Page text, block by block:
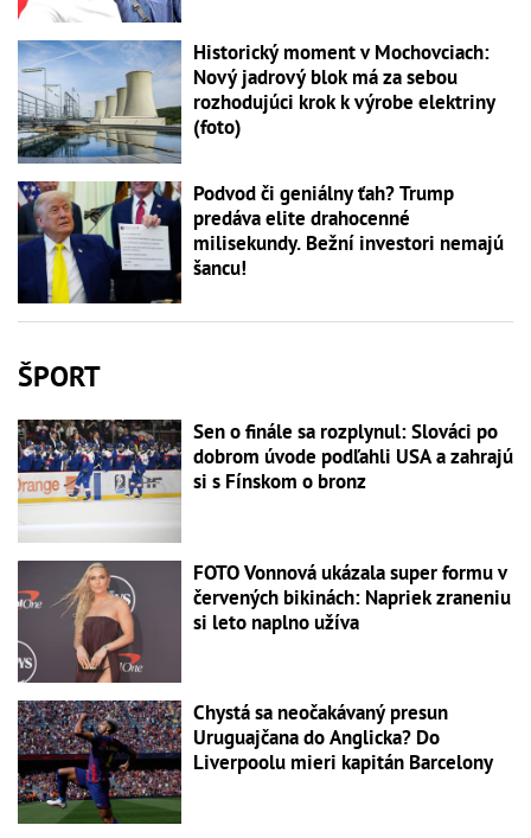
Historický moment v Mochovciach:
Nový jadrový blok má za sebou
rozhodujúci krok k výrobe elektriny
(foto)
Podvod či geniálny ťah? Trump
predáva elite drahocenné
milisekundy. Bežní investori nemajú
šancu!
ŠPORT
Sen o finále sa rozplynul: Slováci po
dobrom úvode podľahli USA a zahrajú
si s Fínskom o bronz
FOTO Vonnová ukázala super formu v
červených bikinách: Napriek zraneniu
si leto naplno užíva
Chystá sa neočakávaný presun
Uruguajčana do Anglicka? Do
Liverpoolu mieri kapitán Barcelony